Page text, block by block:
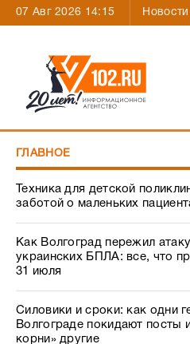
07 Авг 2026 14:15
ГЛАВНОЕ
Техника для детской
заботой о маленьких
Как Волгоград пережил атаку
украинских БПЛА: все, что
31 июля
Силовики и сроки: как одни
Волгограде покидают посты
корни» другие